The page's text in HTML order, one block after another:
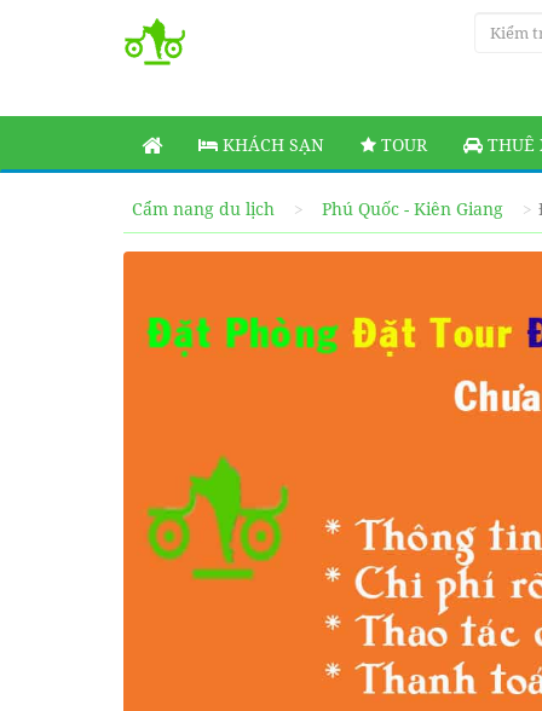
KHÁCH SẠN TOUR THUÊ
Cẩm nang du lịch Phú Quốc - Kiên Giang